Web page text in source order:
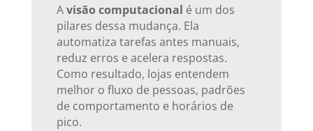
Avisão computacional é um dos
pilares dessa mudança. Ela
automatiza tarefas antes manuais,
reduz erros e acelera respostas.
Como resultado, lojas entendem
melhor o fluxo de pessoas, padrões
de comportamento e horários de
pico.